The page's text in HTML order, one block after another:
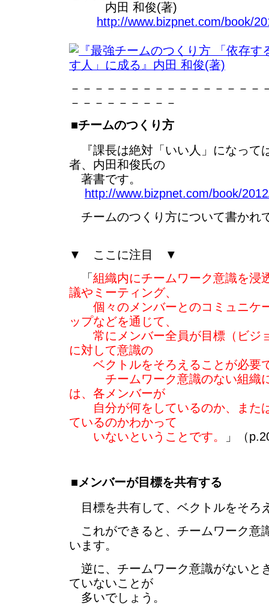
内田 和俊(著)
http://www.bizpnet.com/book/
－－－－－－－－－－－－－－－－
－－－－－－－－－
■チームのつくり方
『課長は絶対「いい人」になって
者、内田和俊氏の
著書です。
http://www.bizpnet.com/book/
チームのつくり方について書かれ
▼ ここに注目 ▼
「 組織内にチームワーク意識を浸
議やミーティング、
個々のメンバーとのコミュニケ
ップなどを通じて、
常にメンバー全員が目標（ビジ
に対して意識の
ベクトルをそろえることが必要
チームワーク意識のない組織に
は、各メンバーが
自分が何をしているのか、また
ているのかわかって
いないということです。
」（
■メンバーが目標を共有する
目標を共有して、ベクトルをそろ
これができると、チームワーク意
います。
逆に、チームワーク意識がないと
ていないことが
多いでしょう。